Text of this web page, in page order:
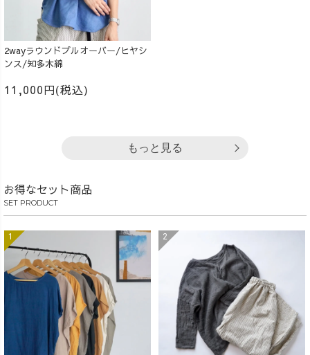
2wayラウンドプルオーバー/ヒヤシ
ンス/知多木綿
11,000円(税込)
もっと見る
お得なセット商品
SET PRODUCT